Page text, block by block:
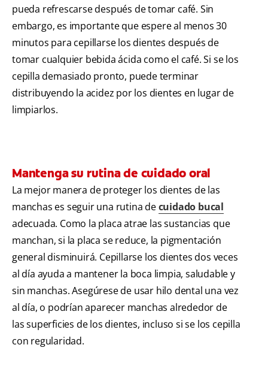
pueda refrescarse después de tomar café. Sin
embargo, es importante que espere al menos 30
minutos para cepillarse los dientes después de
tomar cualquier bebida ácida como el café. Si se los
cepilla demasiado pronto, puede terminar
distribuyendo la acidez por los dientes en lugar de
limpiarlos.
Mantenga su rutina de cuidado oral
La mejor manera de proteger los dientes de las
manchas es seguir una rutina decuidado bucal
adecuada. Como la placa atrae las sustancias que
manchan, si la placa se reduce, la pigmentación
general disminuirá. Cepillarse los dientes dos veces
al día ayuda a mantener la boca limpia, saludable y
sin manchas. Asegúrese de usar hilo dental una vez
al día, o podrían aparecer manchas alrededor de
las superficies de los dientes, incluso si se los cepilla
con regularidad.